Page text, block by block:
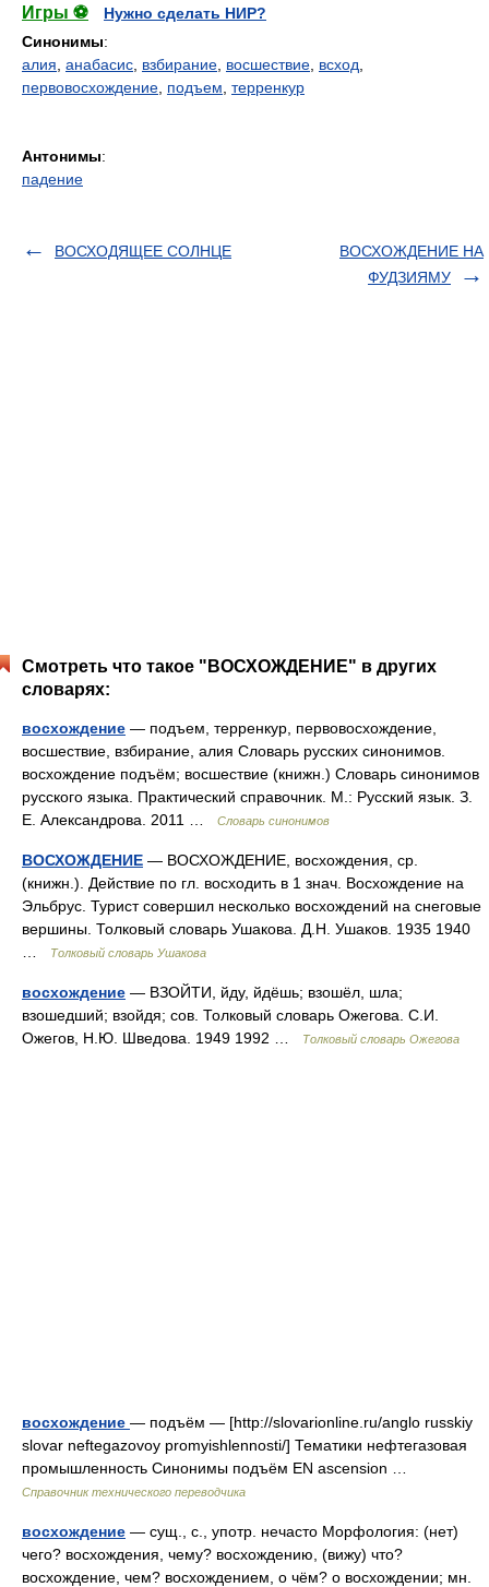
Игры ⚽
Нужно сделать НИР?
Синонимы:
алия анабасис взбирание восшествие всход
первовосхождение подъем терренкур
Антонимы:
падение
ВОСХОДЯЩЕЕ СОЛНЦЕ
ВОСХОЖДЕНИЕ НА
ФУДЗИЯМУ
Смотреть что такое "ВОСХОЖДЕНИЕ" в других
словарях:
восхождение — подъем, терренкур, первовосхождение,
восшествие, взбирание, алия Словарь русских синонимов.
восхождение подъём; восшествие (книжн.) Словарь синонимов
русского языка. Практический справочник. М.: Русский язык. З.
Е. Александрова. 2011 …
Словарь синонимов
ВОСХОЖДЕНИЕ — ВОСХОЖДЕНИЕ, восхождения, ср.
(книжн.). Действие по гл. восходить в 1 знач. Восхождение на
Эльбрус. Турист совершил несколько восхождений на снеговые
вершины. Толковый словарь Ушакова. Д.Н. Ушаков. 1935 1940
Толковый словарь Ушакова
восхождение — ВЗОЙТИ, йду, йдёшь; взошёл, шла;
взошедший; взойдя; сов. Толковый словарь Ожегова. С.И.
Ожегов, Н.Ю. Шведова. 1949 1992 …
Толковый словарь Ожегова
восхождение — подъём — [http://slovarionline.ru/anglo russkiy
slovar neftegazovoy promyishlennosti/] Тематики нефтегазовая
промышленность Синонимы подъём EN ascension …
Справочник технического переводчика
восхождение — сущ., с., употр. нечасто Морфология: (нет)
чего? восхождения, чему? восхождению, (вижу) что?
восхождение, чем? восхождением, о чём? о восхождении; мн.